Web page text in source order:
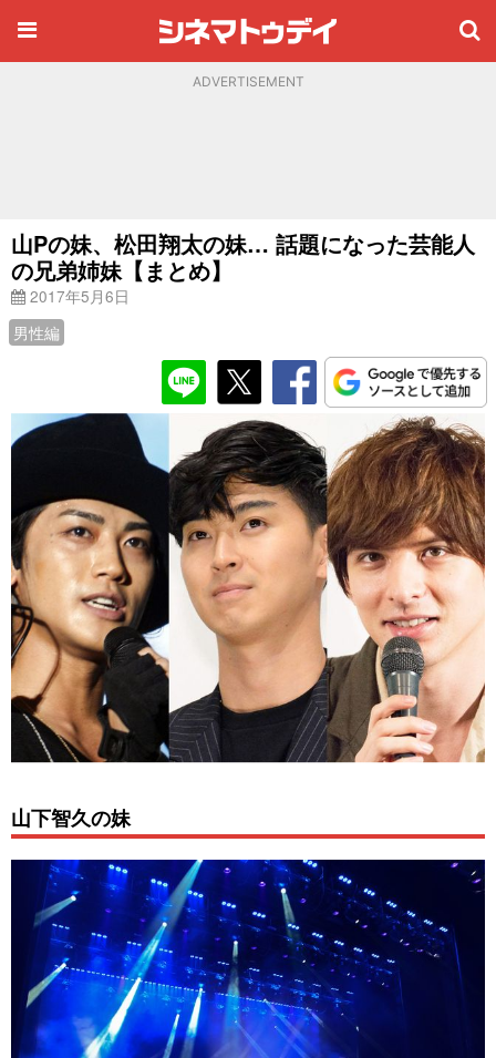
ADVERTISEMENT
山Pの妹、松田翔太の妹… 話題になった芸能人
の兄弟姉妹【まとめ】
2017年5月6日
男性編
山下智久の妹